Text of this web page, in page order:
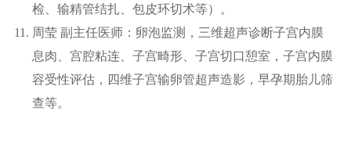
检、输精管结扎、包皮环切术等）。
周莹 副主任医师：卵泡监测，三维超声诊断子宫内膜
息肉、宫腔粘连、子宫畸形、子宫切口憩室，子宫内膜
容受性评估，四维子宫输卵管超声造影，早孕期胎儿筛
查等。